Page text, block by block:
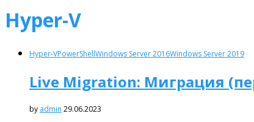
Hyper-V
Hyper-VPowerShellWindows Server 2016Windows Server 2019
Live Migration: Миграция
by admin 29.06.2023